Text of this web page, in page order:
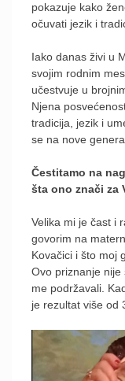
pokazuje kako
očuvati jezik i
Iako danas živi u
svojim rodnim
učestvuje u
Njena
tradicija, jezik i
se na nove
Čestitamo na
šta ono znači za
Velika mi je čast i
govorim na
Kovačici i što moj
Ovo priznanje nije
me podržavali.
je rezultat više od